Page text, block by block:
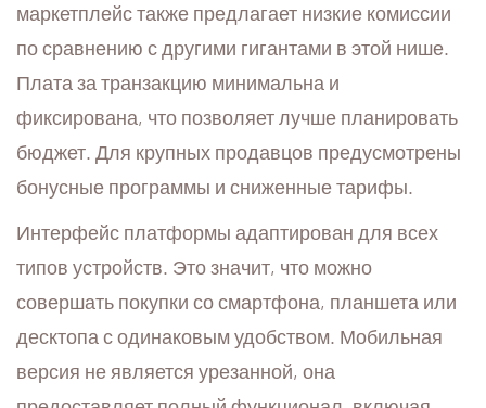
маркетплейс также предлагает низкие комиссии
по сравнению с другими гигантами в этой нише.
Плата за транзакцию минимальна и
фиксирована, что позволяет лучше планировать
бюджет. Для крупных продавцов предусмотрены
бонусные программы и сниженные тарифы.
Интерфейс платформы адаптирован для всех
типов устройств. Это значит, что можно
совершать покупки со смартфона, планшета или
десктопа с одинаковым удобством. Мобильная
версия не является урезанной, она